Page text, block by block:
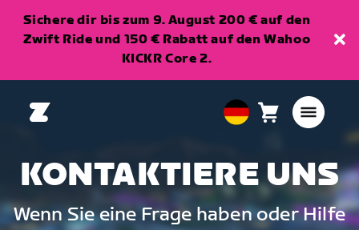
Sichere dir bis zum 9. August 200 € auf den
Zwift Ride und 150 € Rabatt auf den Wahoo
KICKR Core 2.
European
Deutsch
Warenkorb
KONTAKTIERE UNS
Wenn Sie eine Frage haben oder Hilfe